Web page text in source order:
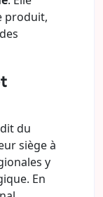
produit,
du
siège à
y
En